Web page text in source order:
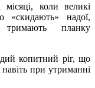
коли великі
«скидають» надої,
планку
копитний ріг, що
при утриманні